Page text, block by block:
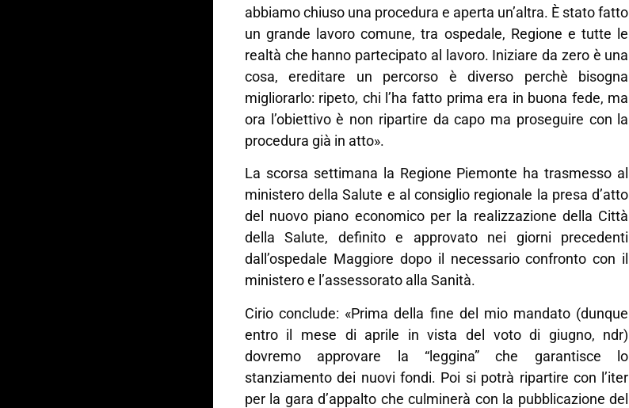
abbiamo chiuso una procedura e aperta un’altra. È stato fatto
un grande lavoro comune, tra ospedale, Regione e tutte le
realtà che hanno partecipato al lavoro. Iniziare da zero è una
cosa, ereditare un percorso è diverso perchè bisogna
migliorarlo: ripeto, chi l’ha fatto prima era in buona fede, ma
ora l’obiettivo è non ripartire da capo ma proseguire con la
procedura già in atto».
La scorsa settimana la Regione Piemonte ha trasmesso al
ministero della Salute e al consiglio regionale la presa d’atto
del nuovo piano economico per la realizzazione della Città
della Salute, definito e approvato nei giorni precedenti
dall’ospedale Maggiore dopo il necessario confronto con il
ministero e l’assessorato alla Sanità.
Cirio conclude: «Prima della fine del mio mandato (dunque
entro il mese di aprile in vista del voto di giugno, ndr)
dovremo approvare la “leggina” che garantisce lo
stanziamento dei nuovi fondi. Poi si potrà ripartire con l’iter
per la gara d’appalto che culminerà con la pubblicazione del